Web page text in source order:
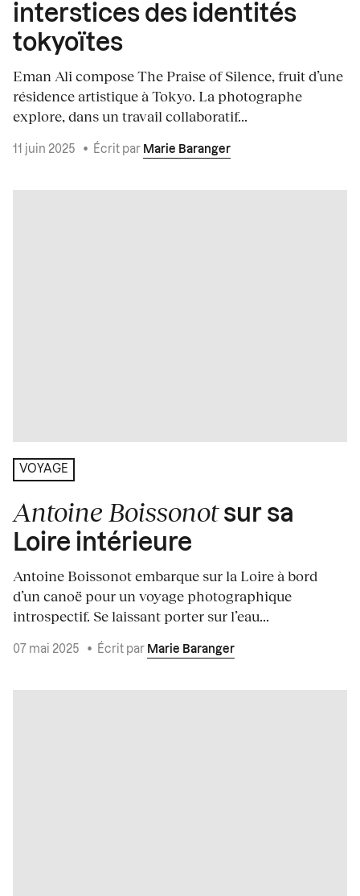
interstices des identités
tokyoïtes
Eman Ali compose The Praise of Silence, fruit d’une
résidence artistique à Tokyo. La photographe
explore, dans un travail collaboratif...
11 juin 2025 • Écrit par Marie Baranger
VOYAGE
Antoine Boissonotsur sa
Loire intérieure
Antoine Boissonot embarque sur la Loire à bord
d’un canoë pour un voyage photographique
introspectif. Se laissant porter sur l’eau...
07 mai 2025 • Écrit par Marie Baranger